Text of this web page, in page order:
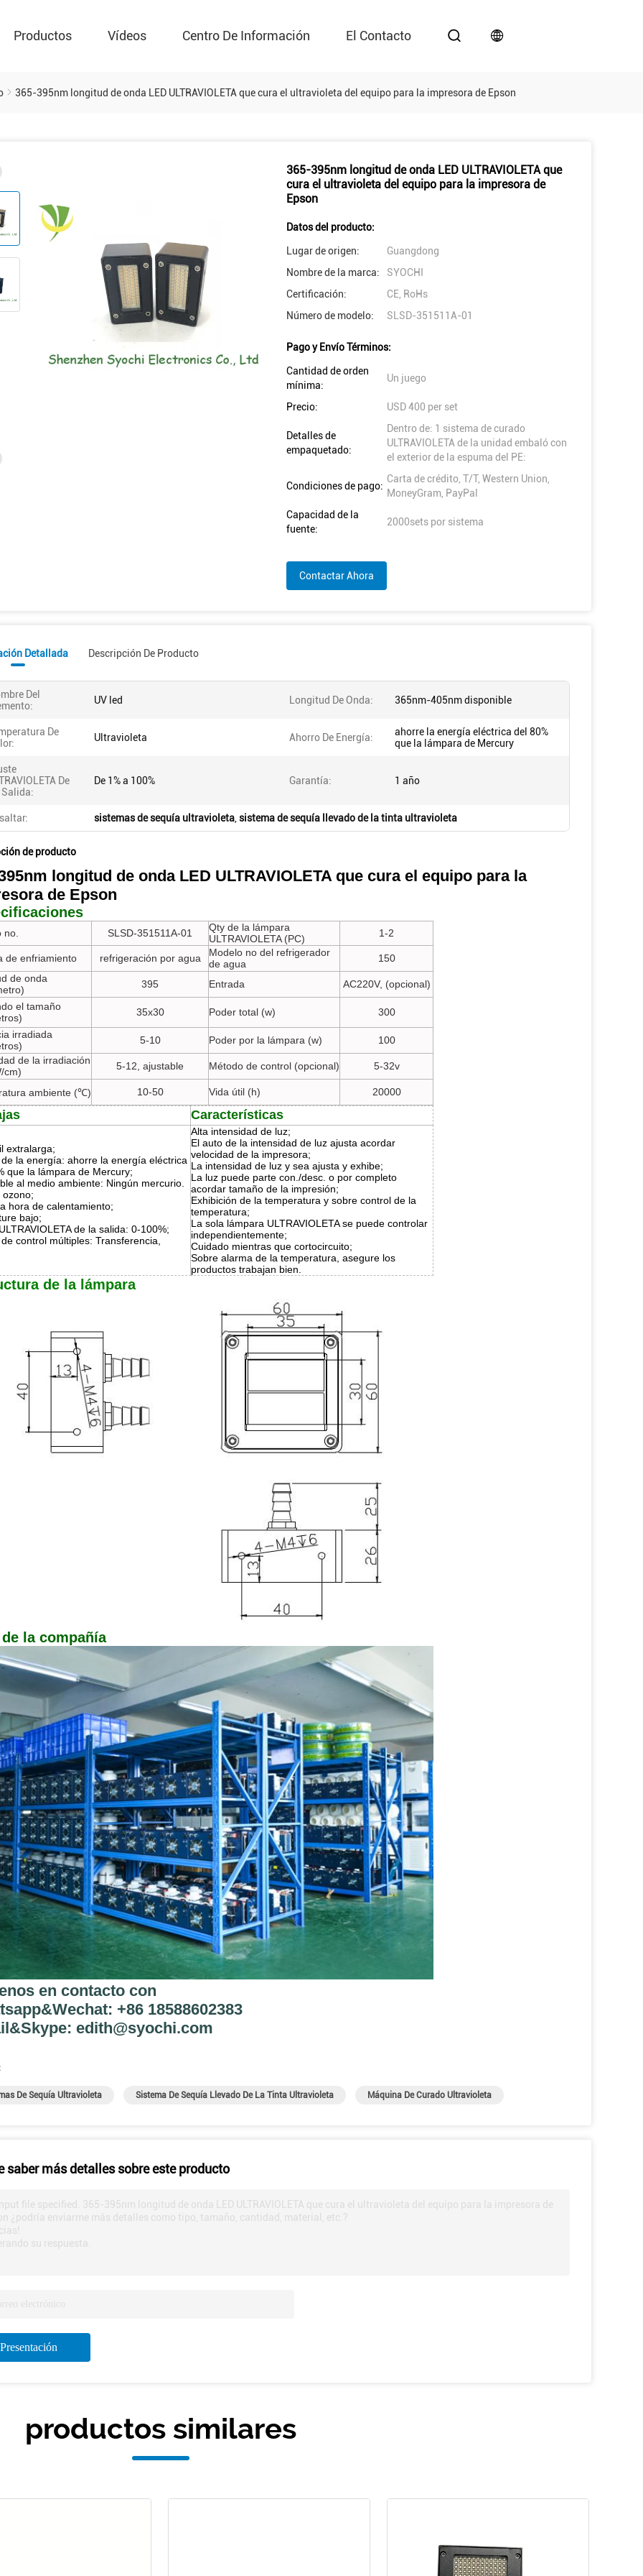
Productos Vídeos Centro De Información El Contacto
365-395nm longitud de onda LED ULTRAVIOLETA que cura el ultravioleta del equipo para la impresora de Epson
365-395nm longitud de onda LED ULTRAVIOLETA que
cura el ultravioleta del equipo para la impresora de
Epson
Datos del producto:
Lugar de origen:
Guangdong
Nombre de la marca:
SYOCHI
Certificación:
CE, RoHs
Número de modelo:
SLSD-351511A-01
Pago y Envío Términos:
Cantidad de orden
mínima:
Un juego
Precio: USD 400 per set
Detalles de
empaquetado:
Dentro de: 1 sistema de curado
ULTRAVIOLETA de la unidad embaló con
el exterior de la espuma del PE:
Condiciones de pago:
Carta de crédito, T/T, Western Union,
MoneyGram, PayPal
Capacidad de la
fuente:
2000sets por sistema
Contactar Ahora
Detallada Descripción De Producto
Del
UV led Longitud De Onda: 365nm-405nm disponible
De
Ultravioleta Ahorro De Energía:
ahorre la energía eléctrica del 80%
que la lámpara de Mercury
De
De 1% a 100% Garantía: 1 año
sistemas de sequía ultravioleta sistema de sequía llevado de la tinta ultravioleta
de producto
longitud de onda LED ULTRAVIOLETA que cura el equipo para la
de Epson
no. SLSD-351511A-01
Qty de la lámpara
ULTRAVIOLETA (PC)
1-2
de enfriamiento refrigeración por agua
Modelo no del refrigerador
de agua
150
de onda
395 Entrada
AC220V, (opcional)
el tamaño
35x30 Poder total (w)
300
irradiada
5-10 Poder por la lámpara (w)
100
de la irradiación
cm)
5-12, ajustable Método de control (opcional) 5-32v
ambiente (℃) 10-50 Vida útil (h) 20000
Características
extralarga;
la energía: ahorre la energía eléctrica
que la lámpara de Mercury;
al medio ambiente: Ningún mercurio.
ozono;
hora de calentamiento;
bajo;
de la salida: 0-100%;
control múltiples: Transferencia,
Alta intensidad de luz;
El auto de la intensidad de luz ajusta acordar
velocidad de la impresora;
La intensidad de luz y sea ajusta y exhibe;
La luz puede parte con./desc. o por completo
acordar tamaño de la impresión;
Exhibición de la temperatura y sobre control de la
temperatura;
La sola lámpara ULTRAVIOLETA se puede controlar
independientemente;
Cuidado mientras que cortocircuito;
Sobre alarma de la temperatura, asegure los
productos trabajan bien.
de la lámpara
la compañía
en contacto con
+86 18588602383
edith@syochi.com
De Sequía Ultravioleta Sistema De Sequía Llevado De La Tinta Ultravioleta Máquina De Curado Ultravioleta
saber más detalles sobre este producto
file specified. 365-395nm longitud de onda LED ULTRAVIOLETA que cura el ultravioleta del equipo para la impresora de
¿podría enviarme más detalles como tipo, tamaño, cantidad, material, etc.?
su respuesta.
Presentación
productos similares